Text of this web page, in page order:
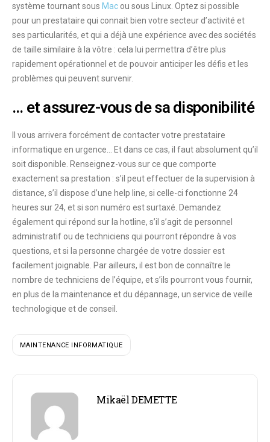
système tournant sous Mac ou sous Linux. Optez si possible
pour un prestataire qui connait bien votre secteur d’activité et
ses particularités, et qui a déjà une expérience avec des sociétés
de taille similaire à la vôtre : cela lui permettra d’être plus
rapidement opérationnel et de pouvoir anticiper les défis et les
problèmes qui peuvent survenir.
… et assurez-vous de sa disponibilité
Il vous arrivera forcément de contacter votre prestataire
informatique en urgence … Et dans ce cas, il faut absolument qu’il
soit disponible . Renseignez-vous sur ce que comporte
exactement sa prestation : s’il peut effectuer de la supervision à
distance, s’il dispose d’une help line, si celle-ci fonctionne 24
heures sur 24, et si son numéro estsurtaxé . Demandez
également qui répond sur la hotline, s’il s’agit de personnel
administratif ou de techniciens qui pourront répondre à vos
questions, et si la personne chargée de votre dossier est
facilement joignable. Par ailleurs, il est bon de connaître le
nombre de techniciens de l’équipe, et s’ils pourront vous fournir,
en plus de la maintenance et du dépannage, un service de veille
technologique et de conseil
MAINTENANCE INFORMATIQUE
Mikaël DEMETTE